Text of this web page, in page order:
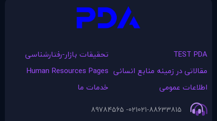
TEST PDA
تحقیقات بازار-رفتارشناسی
مقالاتی در زمينه منابع انسانی Human Resources Pages
اطلاعات عمومی
خدمات ما
021-88633815
021- 89784565